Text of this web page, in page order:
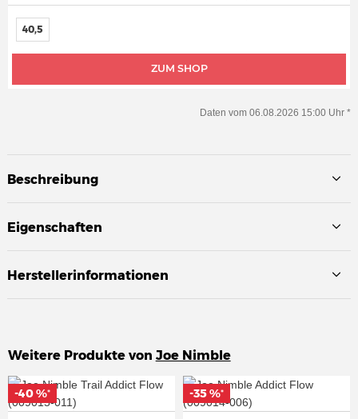
ZUM SHOP
40,5
Daten vom 06.08.2026 15:00 Uhr *
Beschreibung
Eigenschaften
Herstellerinformationen
Weitere Produkte von Joe Nimble
-40 %*
-40 %* -35 %*
-35 %*